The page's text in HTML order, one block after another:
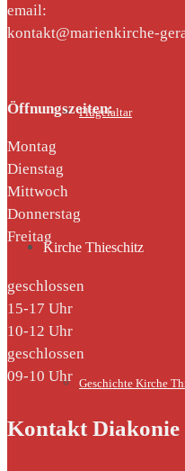
Flügelaltar
Kirche Thieschitz
Geschichte Kirche
email:
kontakt@marienkirche-
Öffnungszeiten:
Montag
Dienstag
Mittwoch
Donnerstag
Freitag
geschlossen
15-17 Uhr
10-12 Uhr
geschlossen
09-10 Uhr
Kontakt Diakonie